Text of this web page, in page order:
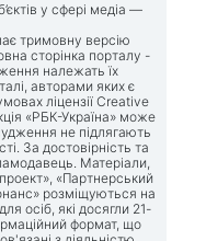
у сфері медіа —
тримовну версію
сторінка порталу -
належать їх
авторами яких є
ліцензії Creative
«РБК-Україна» може
не підлягають
За достовірність та
Матеріали,
«Партнерський
розміщуються на
осіб, які досягли 21-
формат, що